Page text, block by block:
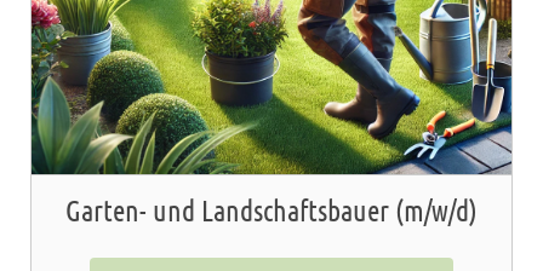
Garten- und Landschaftsbauer (m/w/d)